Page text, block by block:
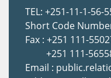
TEL: +251-11-1-56-
Short Code
Fax : +251 111-
+251 111-
Email :